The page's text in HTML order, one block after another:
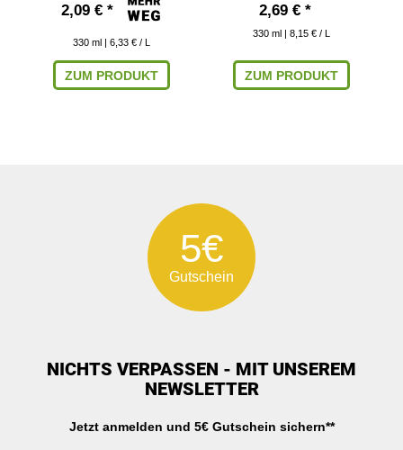
2,09 € *
330 ml | 6,33 € / L
ZUM PRODUKT
2,69 € *
330 ml | 8,15 € / L
ZUM PRODUKT
5€
Gutschein
NICHTS VERPASSEN - MIT UNSEREM
NEWSLETTER
Jetzt anmelden und 5€ Gutschein sichern**